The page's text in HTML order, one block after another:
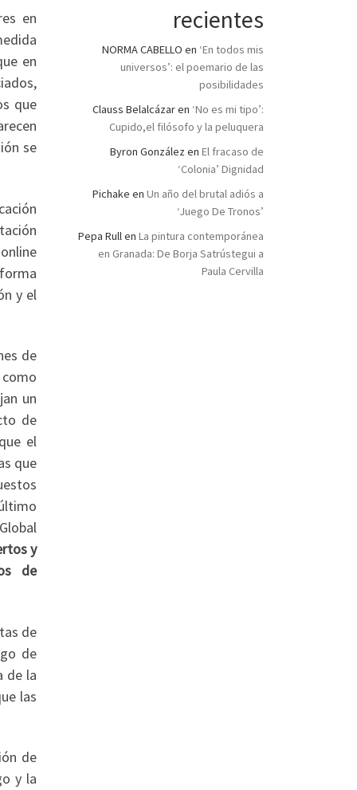
en
en
que
se
y el
de
un
de
el
que
y
de
de
de
de la
las
de
y la
recientes
NORMA CABELLO en ‘En todos mis
universos’: el poemario de las
posibilidades
Clauss Belalcázaren ‘No es mi tipo’:
Cupido,el filósofo y la peluquera
Byron González en El fracaso de
‘Colonia’ Dignidad
Pichake en Un año del brutal adiós a
‘Juego De Tronos’
Pepa Rullen La pintura contemporánea
en Granada: De Borja Satrústegui a
Paula Cervilla